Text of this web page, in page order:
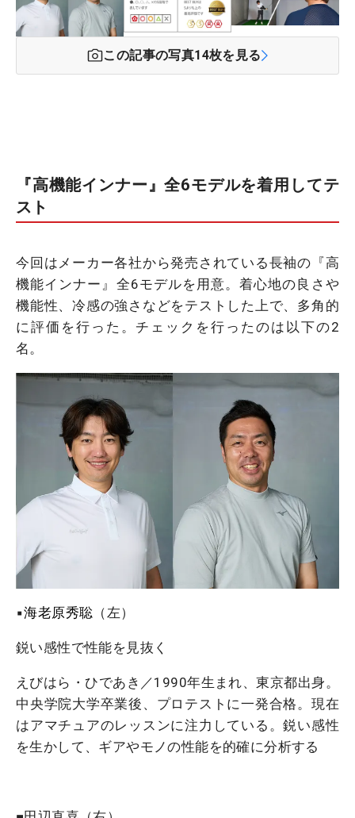
この記事の写真14枚を見る
『高機能インナー』全6モデルを着用してテ
スト
今回はメーカー各社から発売されている長袖の『高
機能インナー』全6モデルを用意。着心地の良さや
機能性、冷感の強さなどをテストした上で、多角的
に評価を行った。チェックを行ったのは以下の2
名。
▪️海老原秀聡 （左）
鋭い感性で性能を見抜く
えびはら・ひであき／1990年生まれ、東京都出身。
中央学院大学卒業後、プロテストに一発合格。現在
はアマチュアのレッスンに注力している。鋭い感性
を生かして、ギアやモノの性能を的確に分析する